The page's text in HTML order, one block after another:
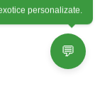
💬
personalizate.